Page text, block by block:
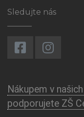
Sledujte nás
Nákupem v
podporujete ZŠ